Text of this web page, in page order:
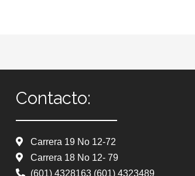
Contacto:
Carrera 19 No 12-72
Carrera 18 No 12- 79
(601) 4328163 (601) 4323489